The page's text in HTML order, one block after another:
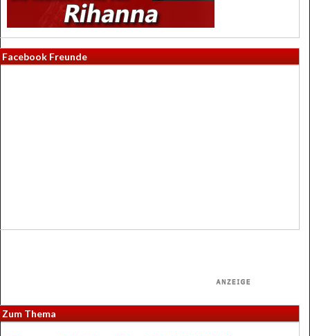
Facebook Freunde
Zum Thema